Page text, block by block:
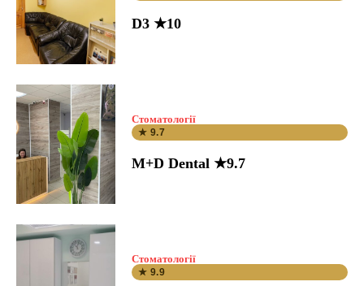
D3 ★10
Стоматології
★ 9.7
M+D Dental ★9.7
Стоматології
★ 9.9